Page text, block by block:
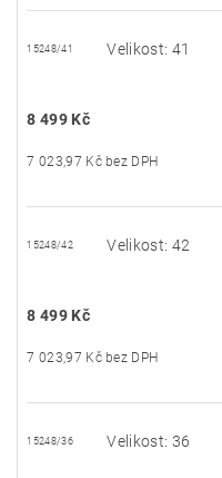
15248/41 Velikost: 41
8 499 Kč
7 023,97 Kč bez DPH
15248/42 Velikost: 42
8 499 Kč
7 023,97 Kč bez DPH
15248/36 Velikost: 36